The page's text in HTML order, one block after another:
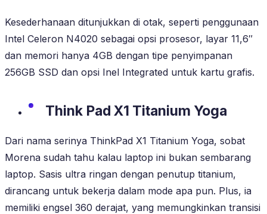
Kesederhanaan ditunjukkan di otak, seperti penggunaan
Intel Celeron N4020 sebagai opsi prosesor, layar 11,6″
dan memori hanya 4GB dengan tipe penyimpanan
256GB SSD dan opsi Inel Integrated untuk kartu grafis.
Think Pad X1 Titanium Yoga
Dari nama serinya ThinkPad X1 Titanium Yoga, sobat
Morena sudah tahu kalau laptop ini bukan sembarang
laptop. Sasis ultra ringan dengan penutup titanium,
dirancang untuk bekerja dalam mode apa pun. Plus, ia
memiliki engsel 360 derajat, yang memungkinkan transisi